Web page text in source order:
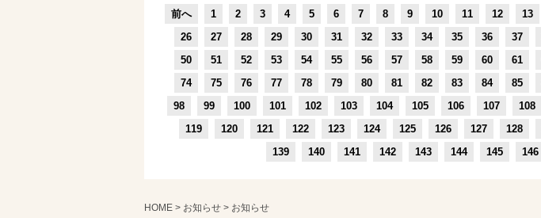
前へ 1 2 3 4 5 6 7 8 9 10 11 12 13
26
27 28 29 30 31 32 33 34 35 36 37
50
51 52 53 54 55 56 57 58 59 60 61
74
75 76 77 78 79 80 81 82 83 84 85
98
99 100 101 102 103 104 105 106 107 108
119
120 121 122 123 124 125 126 127 128
139
140 141 142 143 144 145 146
HOME > お知らせ > お知らせ